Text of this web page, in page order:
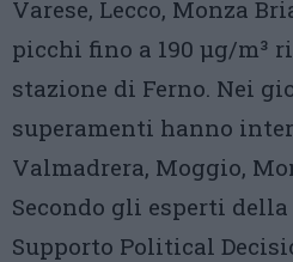
Varese, Lecco, Monza
picchi fino a 190 µg/m³
stazione di Ferno. Nei
superamenti hanno
Valmadrera, Moggio,
Secondo gli esperti
Supporto Political